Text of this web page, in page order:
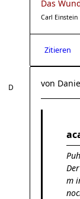
Das
Carl Einstein
Zitieren
von
m